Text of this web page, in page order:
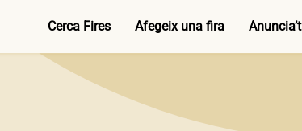
Cerca Fires Afegeix una fira Anuncia’t